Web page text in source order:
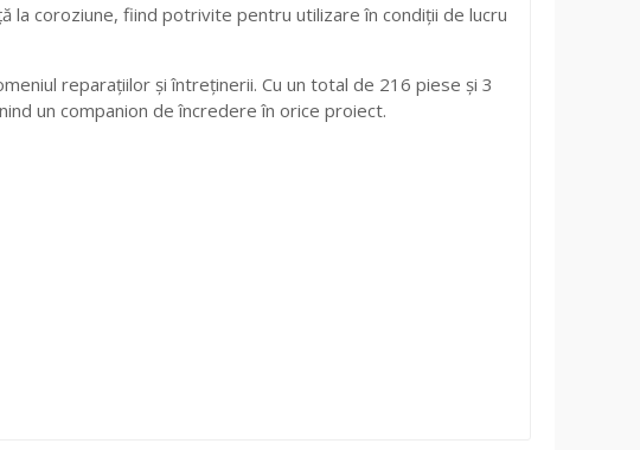
coroziune, fiind potrivite pentru utilizare în condiții de lucru
reparațiilor și întreținerii. Cu un total de 216 piese și 3
un companion de încredere în orice proiect.